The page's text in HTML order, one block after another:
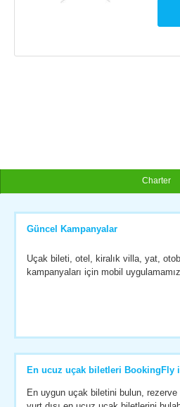
Charter
Güncel Kampanyalar
Uçak bileti, otel, kiralık villa, yat,
kampanyaları için mobil
En ucuz uçak biletleri BookingFly
En uygun uçak biletini bulun,